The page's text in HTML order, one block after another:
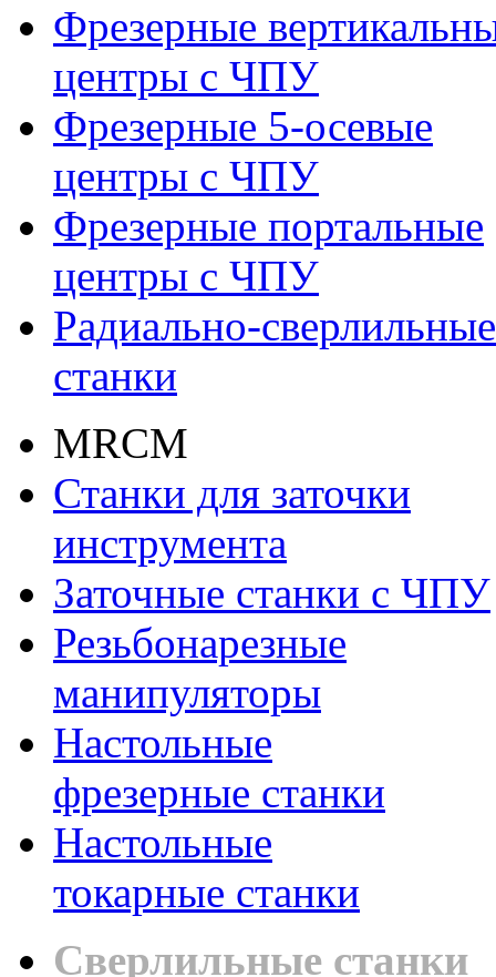
Фрезерные
центры с ЧПУ
Фрезерные 5-осевые
центры с ЧПУ
Фрезерные портальные
центры с ЧПУ
Радиально-сверлильные
станки
MRCM
Станки для заточки
инструмента
Заточные станки с ЧПУ
Резьбонарезные
манипуляторы
Настольные
фрезерные станки
Настольные
токарные станки
Сверлильные станки